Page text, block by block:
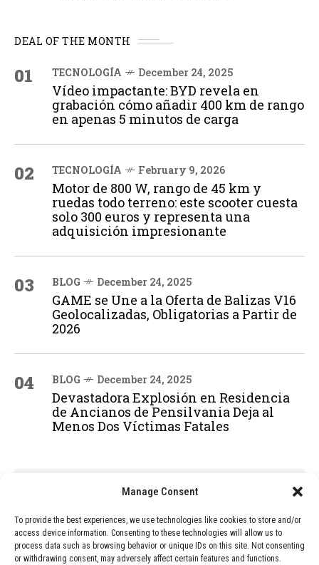
Manage Consent
To provide the best experiences, we use technologies like cookies to store and/or
access device information. Consenting to these technologies will allow us to
process data such as browsing behavior or unique IDs on this site. Not consenting
or withdrawing consent, may adversely affect certain features and functions.
DEAL OF THE MONTH
01 TECNOLOGÍA December 24, 2025
Vídeo impactante: BYD revela en
grabación cómo añadir 400 km de rango
en apenas 5 minutos de carga
02 TECNOLOGÍA February 9, 2026
Motor de 800 W, rango de 45 km y
ruedas todo terreno: este scooter cuesta
solo 300 euros y representa una
adquisición impresionante
03 BLOG December 24, 2025
GAME se Une a la Oferta de Balizas V16
Geolocalizadas, Obligatorias a Partir de
2026
04 BLOG December 24, 2025
Devastadora Explosión en Residencia
de Ancianos de Pensilvania Deja al
Menos Dos Víctimas Fatales